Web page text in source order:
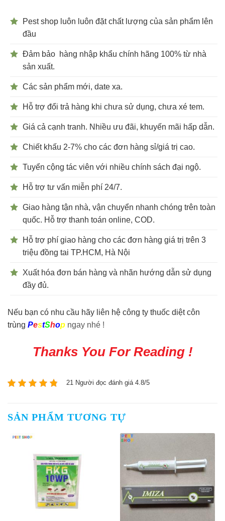
Pest shop luôn luôn đặt chất lượng của sản phẩm lên
đầu
Đảm bảo hàng nhập khẩu chính hãng 100% từ nhà
sản xuất.
Các sản phẩm mới, date xa.
Hỗ trợ đổi trả hàng khi chưa sử dụng, chưa xé tem.
Giá cả cạnh tranh. Nhiều ưu đãi, khuyến mãi hấp dẫn.
Chiết khấu 2-7% cho các đơn hàng sỉ/giá trị cao.
Tuyển cộng tác viên với nhiều chính sách đại ngộ.
Hỗ trợ tư vấn miễn phí 24/7.
Giao hàng tận nhà, vận chuyển nhanh chóng trên toàn
quốc. Hỗ trợ thanh toán online, COD.
Hỗ trợ phí giao hàng cho các đơn hàng giá trị trên 3
triệu đồng tai TP.HCM, Hà Nội
Xuất hóa đơn bán hàng và nhãn hướng dẫn sử dụng
đầy đủ.
Nếu bạn có nhu cầu hãy liên hệ công ty thuốc diệt côn
trùng PestShop ngay nhé !
Thanks You For Reading !
21 Người đọc đánh giá 4.8/5
SẢN PHẨM TƯƠNG TỰ
HẾT HÀNG